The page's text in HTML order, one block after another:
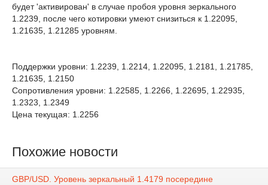
будет 'активирован' в случае пробоя уровня зеркального
1.2239, после чего котировки умеют снизиться к 1.22095,
1.21635, 1.21285 уровням.
Поддержки уровни: 1.2239, 1.2214, 1.22095, 1.2181, 1.21785,
1.21635, 1.2150
Сопротивления уровни: 1.22585, 1.2266, 1.22695, 1.22935,
1.2323, 1.2349
Цена текущая: 1.2256
Похожие новости
GBP/USD. Уровень зеркальный 1.4179 посередине